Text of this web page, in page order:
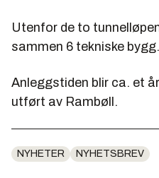
Utenfor de to
sammen 6 tekniske bygg.
Anleggstiden blir ca. et
utført av Rambøll.
NYHETER NYHETSBREV